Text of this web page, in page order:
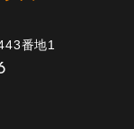
番地1